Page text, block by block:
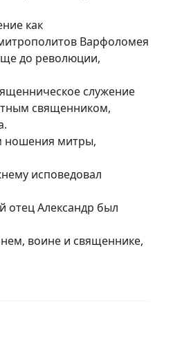
как
Варфоломея
до революции,
служение
священником,
ношения митры,
исповедовал
отец Александр был
воине и священнике,